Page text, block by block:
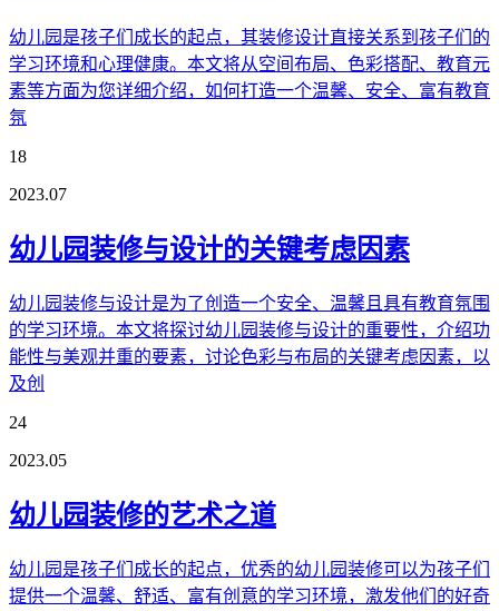
幼儿园是孩子们成长的起点，其装修设计直接关系到孩子们的
学习环境和心理健康。本文将从空间布局、色彩搭配、教育元
素等方面为您详细介绍，如何打造一个温馨、安全、富有教育
氛
18
2023.07
幼儿园装修与设计的关键考虑因素
幼儿园装修与设计是为了创造一个安全、温馨且具有教育氛围
的学习环境。本文将探讨幼儿园装修与设计的重要性，介绍功
能性与美观并重的要素，讨论色彩与布局的关键考虑因素，以
及创
24
2023.05
幼儿园装修的艺术之道
幼儿园是孩子们成长的起点，优秀的幼儿园装修可以为孩子们
提供一个温馨、舒适、富有创意的学习环境，激发他们的好奇